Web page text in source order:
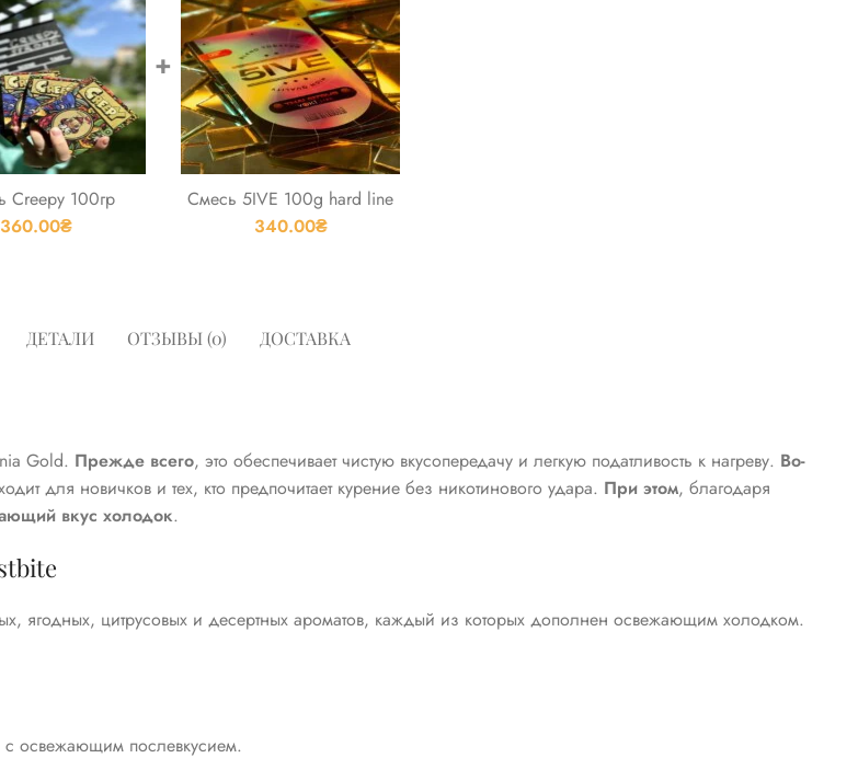
Creepy 100гр
360.00₴
+
Смесь 5IVE 100g hard line
340.00₴
ДЕТАЛИ ОТЗЫВЫ (0) ДОСТАВКА
Gold. Прежде всего, это обеспечивает чистую вкусопередачу и легкую податливость к нагреву. Во-
для новичков и тех, кто предпочитает курение без никотинового удара. При этом, благодаря
вкус холодок.
ягодных, цитрусовых и десертных ароматов, каждый из которых дополнен освежающим холодком.
освежающим послевкусием.